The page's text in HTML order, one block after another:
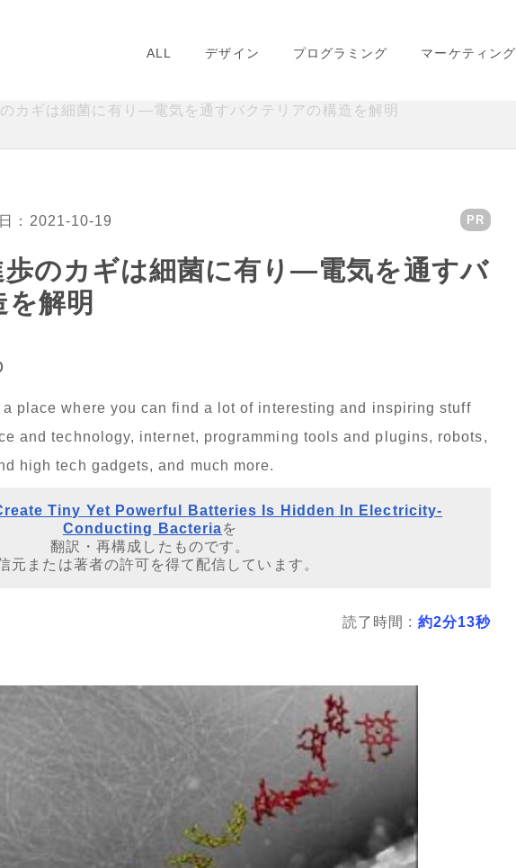
ALL デザイン プログラミング マーケティング
カギは細菌に有り―電気を通すバクテリアの構造を解明
：2021-10-19 PR
歩のカギは細菌に有り―電気を通すバ
解明
a place where you can find a lot of interesting and inspiring stuff
and technology, internet, programming tools and plugins, robots,
high tech gadgets, and much more.
Tiny Yet Powerful Batteries Is Hidden In Electricity-
Conducting Bacteriaを
翻訳・再構成したものです。
元または著者の許可を得て配信しています。
読了時間 : 約2分13秒